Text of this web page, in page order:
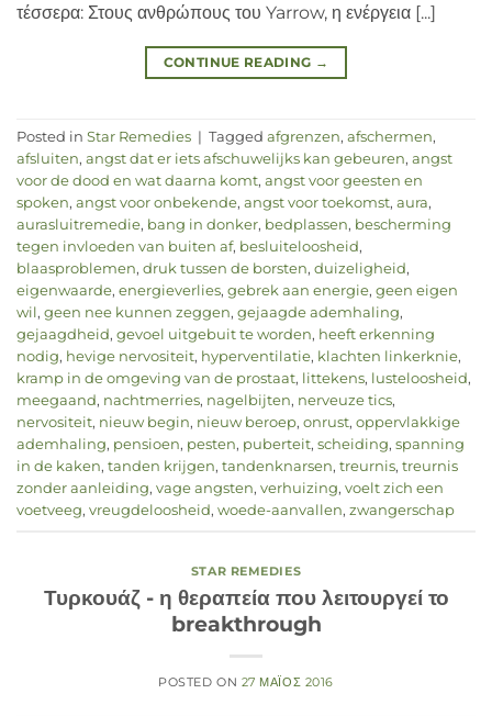
τέσσερα: Στους ανθρώπους του Yarrow, η ενέργεια [...]
CONTINUE READING →
Posted in Star Remedies | Tagged afgrenzen, afschermen,
afsluiten, angst dat er iets afschuwelijks kan gebeuren, angst
voor de dood en wat daarna komt, angst voor geesten en
spoken, angst voor onbekende, angst voor toekomst, aura,
aurasluitremedie, bang in donker, bedplassen, bescherming
tegen invloeden van buiten af, besluiteloosheid,
blaasproblemen, druk tussen de borsten, duizeligheid,
eigenwaarde, energieverlies, gebrek aan energie, geen eigen
wil, geen nee kunnen zeggen, gejaagde ademhaling,
gejaagdheid, gevoel uitgebuit te worden, heeft erkenning
nodig, hevige nervositeit, hyperventilatie, klachten linkerknie,
kramp in de omgeving van de prostaat, littekens, lusteloosheid,
meegaand, nachtmerries, nagelbijten, nerveuze tics,
nervositeit, nieuw begin, nieuw beroep, onrust, oppervlakkige
ademhaling, pensioen, pesten, puberteit, scheiding, spanning
in de kaken, tanden krijgen, tandenknarsen, treurnis, treurnis
zonder aanleiding, vage angsten, verhuizing, voelt zich een
voetveeg, vreugdeloosheid, woede-aanvallen, zwangerschap
STAR REMEDIES
Τυρκουάζ - η θεραπεία που λειτουργεί το
breakthrough
POSTED ON 27 ΜΆΙΟΣ 2016